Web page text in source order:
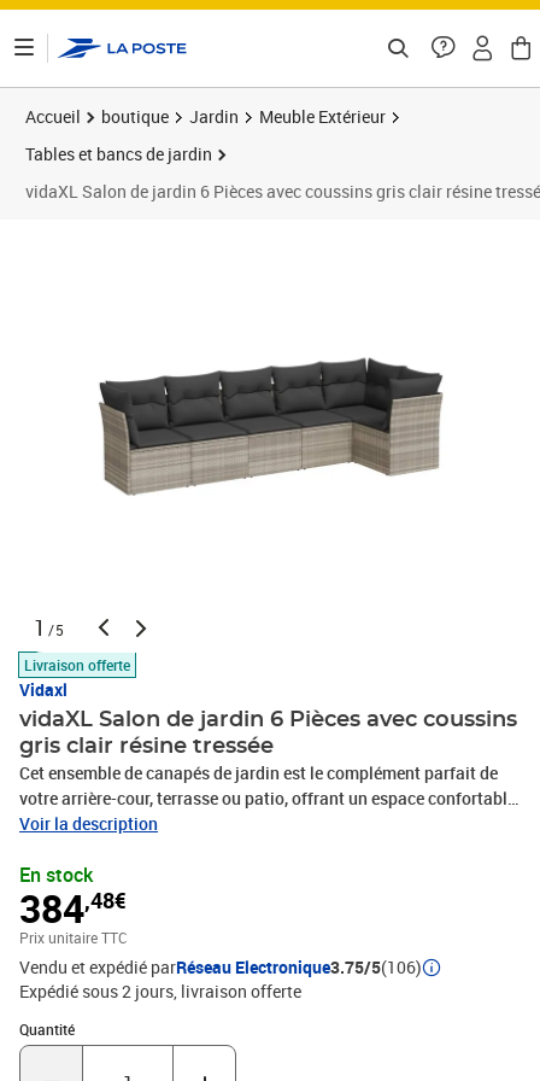
Accueil boutique Jardin
Meuble Extérieur
Tables et bancs de jardin
vidaXL Salon de jardin 6 Pièces avec coussins gris clair résine
1 /5
Livraison offerte
Vidaxl
vidaXL Salon de jardin 6 Pièces avec coussins
gris clair résine tressée
Cet ensemble de canapés de jardin est le complément parfait de
votre arrière-cour, terrasse ou patio, offrant un espace confortable
et accueillant pour discuter avec la famille et les amis ou
la résine tressée, également connue sous le nom de poly rotin, est
un matériau synthétique solide et nécessitant peu d'entretien qui
ressemble au rotin naturel. Il est léger, facile à nettoyer et
couramment utilisé pour les meubles d'extérieur en raison de sa
durabilité et de ses propriétés de résistance aux
intempéries.Fonction de rangement avec sac résistant à l'eau :
chaque siège de jardin dispose d'un espace de rangement sous
l'assise, complété par un sac résistant à l'eau pour ranger les
Voir la description
En stock
384,48€
Prix unitaire TTC
Vendu et expédié parRéseau Electronique3.75/5(106)
Expédié sous 2 jours livraison offerte
Quantité
Quantité : 1